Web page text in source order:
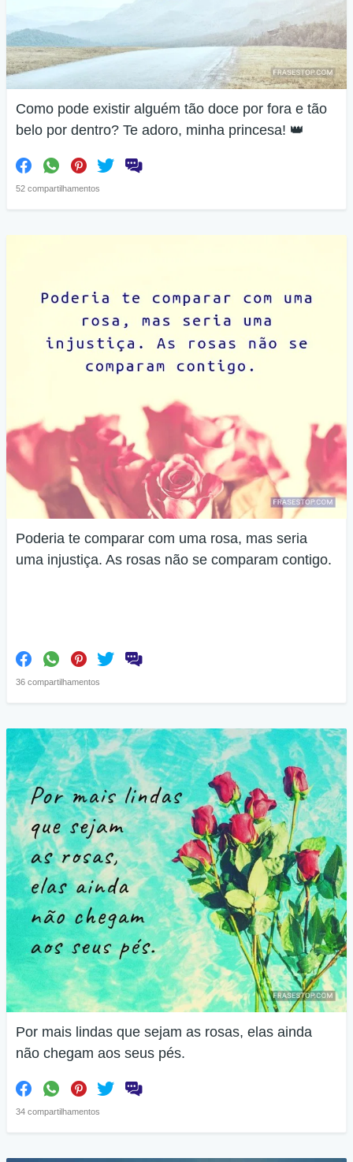
Como pode existir alguém tão doce por fora e tão
belo por dentro? Te adoro, minha princesa! 👑
52 compartilhamentos
Poderia te comparar com uma rosa, mas seria
uma injustiça. As rosas não se comparam contigo.
36 compartilhamentos
Por mais lindas que sejam as rosas, elas ainda
não chegam aos seus pés.
34 compartilhamentos